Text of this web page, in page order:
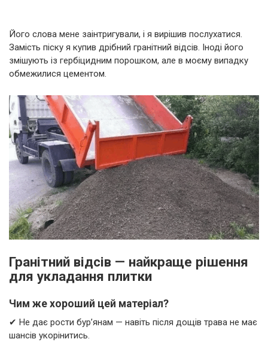
Його слова мене заінтригували, і я вирішив послухатися.
Замість піску я купив дрібний гранітний відсів. Іноді його
змішують із гербіцидним порошком, але в моєму випадку
обмежилися цементом.
Гранітний відсів — найкраще рішення
для укладання плитки
Чим же хороший цей матеріал?
✔ Не дає рости бур’янам — навіть після дощів трава не має
шансів укорінитись.